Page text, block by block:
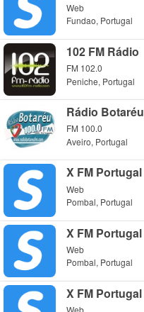
Web
Fundao, Portugal
102 FM Rádio
FM 102.0
Peniche, Portugal
Rádio Botaréu
FM 100.0
Aveiro, Portugal
X FM Portugal
Web
Pombal, Portugal
X FM Portugal
Web
Pombal, Portugal
X FM Portugal
Web